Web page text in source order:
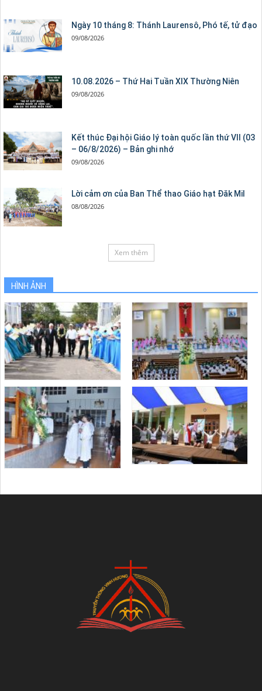
Ngày 10 tháng 8: Thánh Laurensô, Phó tế, tử đạo
09/08/2026
10.08.2026 – Thứ Hai Tuần XIX Thường Niên
09/08/2026
Kết thúc Đại hội Giáo lý toàn quốc lần thứ VII (03
– 06/8/2026) – Bản ghi nhớ
09/08/2026
Lời cảm ơn của Ban Thể thao Giáo hạt Đăk Mil
08/08/2026
Xem thêm
HÌNH ẢNH